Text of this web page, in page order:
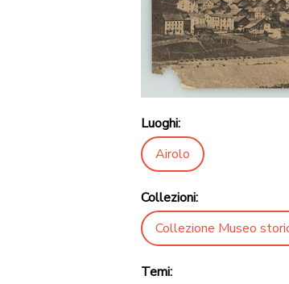
Luoghi:
Airolo
Collezioni:
Collezione Museo
Temi: